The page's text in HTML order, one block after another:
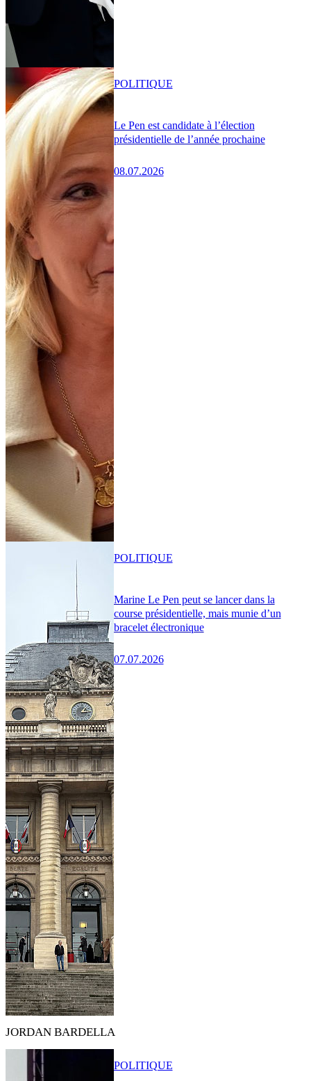
Le Pen est candidate à l’élection
présidentielle de l’année prochaine
08.07.2026
POLITIQUE
Marine Le Pen peut se lancer dans la
course présidentielle, mais munie d’un
bracelet électronique
07.07.2026
POLITIQUE
JORDAN BARDELLA
POLITIQUE